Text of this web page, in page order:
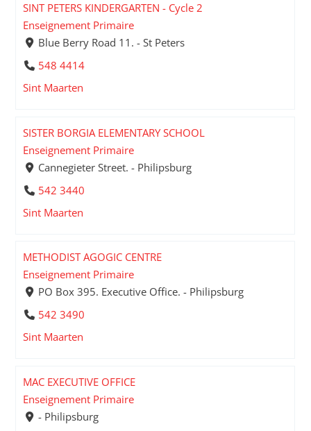
SINT PETERS KINDERGARTEN - Cycle 2
Enseignement Primaire
Blue Berry Road 11. - St Peters
548 4414
Sint Maarten
SISTER BORGIA ELEMENTARY SCHOOL
Enseignement Primaire
Cannegieter Street. - Philipsburg
542 3440
Sint Maarten
METHODIST AGOGIC CENTRE
Enseignement Primaire
PO Box 395. Executive Office. - Philipsburg
542 3490
Sint Maarten
MAC EXECUTIVE OFFICE
Enseignement Primaire
- Philipsburg